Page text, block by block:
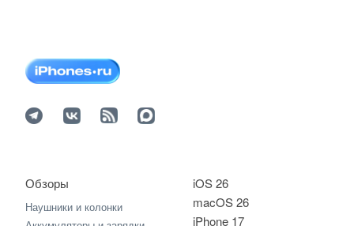
iOS 26
macOS 26
iPhone 17
Обзоры
Наушники и колонки